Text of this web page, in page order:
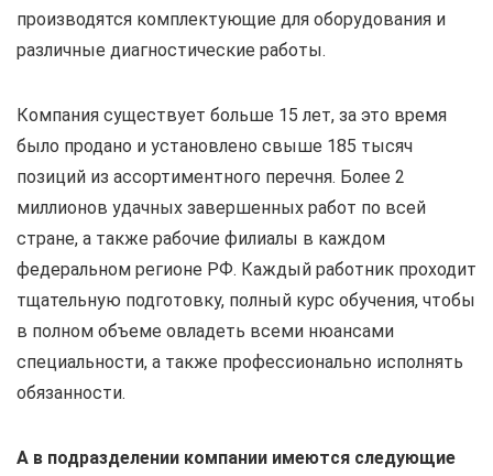
производятся комплектующие для оборудования и
различные диагностические работы.
Компания существует больше 15 лет, за это время
было продано и установлено свыше 185 тысяч
позиций из ассортиментного перечня. Более 2
миллионов удачных завершенных работ по всей
стране, а также рабочие филиалы в каждом
федеральном регионе РФ. Каждый работник проходит
тщательную подготовку, полный курс обучения, чтобы
в полном объеме овладеть всеми нюансами
специальности, а также профессионально исполнять
обязанности.
А в подразделении компании имеются следующие